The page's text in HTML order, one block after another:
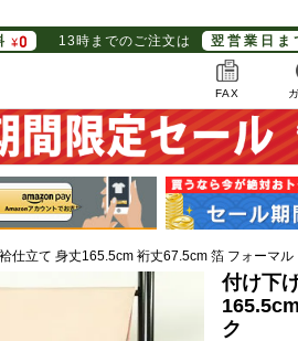
13時までのご注文は 翌営業日
FAX
仕立て 身丈165.5cm 裄丈67.5cm 箔 フォーマル
付け下
ク